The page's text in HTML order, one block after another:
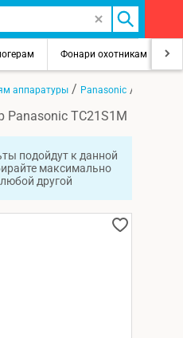
Фонари охотникам
аппаратуры / Panasonic /
Panasonic TC21S1M
подойдут к данной
максимально
другой